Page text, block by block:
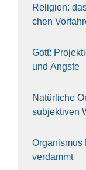
Reli­gi­on:
chen
Gott:
und Ängs­te
Natür­li­che
sub­jek­ti­ven
Orga­nis­mus
ver­dammt